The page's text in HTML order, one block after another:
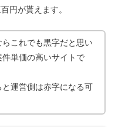
円が貰えます。
これでも黒字だと思い
単価の高いサイトで
運営側は赤字になる可